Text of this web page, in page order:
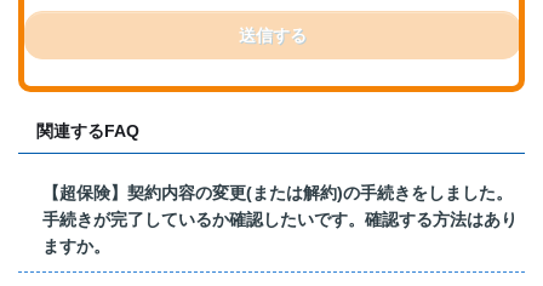
送信する
関連するFAQ
【超保険】契約内容の変更(または解約)の手続きをしました。
手続きが完了しているか確認したいです。確認する方法はあり
ますか。